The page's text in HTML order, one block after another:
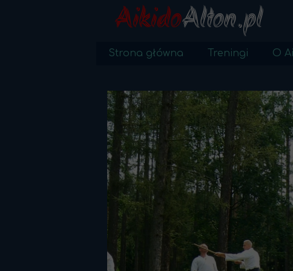
Strona główna Treningi O
AikidoAlton.pl